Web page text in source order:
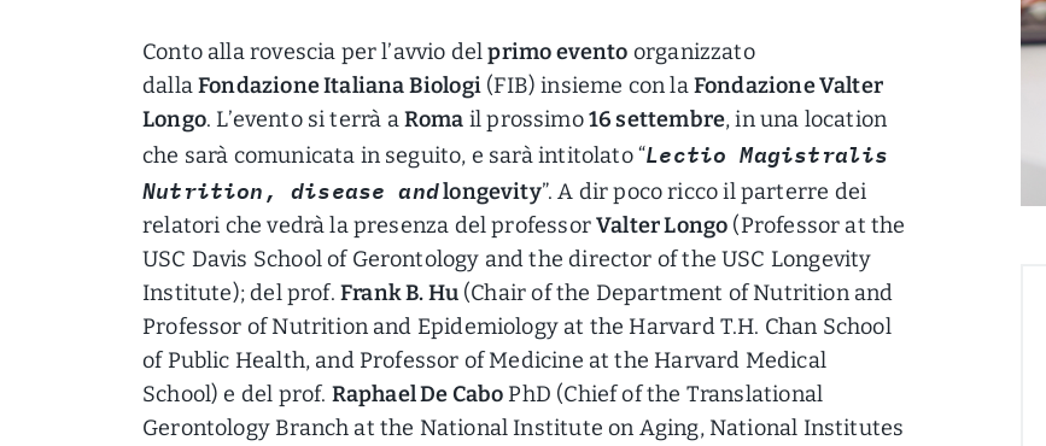
Conto alla rovescia per l’avvio delprimo evento organizzato
dallaFondazione Italiana Biologi(FIB) insieme con laFondazione Valter
Longo. L’evento si terrà aRoma il prossimo16 settembre, in una location
che sarà comunicata in seguito, e sarà intitolato “Lectio Magistralis
Nutrition, disease andlongevity”. A dir poco ricco il parterre dei
relatori che vedrà la presenza del professorValter Longo (Professor at the
USC Davis School of Gerontology and the director of the USC Longevity
Institute); del prof. Frank B. Hu(Chair of the Department of Nutrition and
Professor of Nutrition and Epidemiology at the Harvard T.H. Chan School
of Public Health, and Professor of Medicine at the Harvard Medical
School) e del prof. Raphael De Cabo PhD (Chief of the Translational
Gerontology Branch at the National Institute on Aging, National Institutes